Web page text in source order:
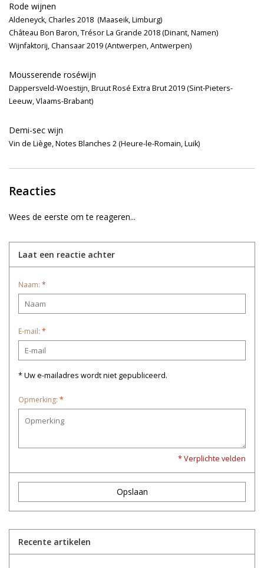
Rode wijnen
Aldeneyck, Charles 2018 (Maaseik, Limburg)
Château Bon Baron, Trésor La Grande 2018 (Dinant, Namen)
Wijnfaktorij, Chansaar 2019 (Antwerpen, Antwerpen)
Mousserende roséwijn
Dappersveld-Woestijn, Bruut Rosé Extra Brut 2019 (Sint-Pieters-
Leeuw, Vlaams-Brabant)
Demi-sec wijn
Vin de Liège, Notes Blanches 2 (Heure-le-Romain, Luik)
Reacties
Wees de eerste om te reageren...
Laat een reactie achter
Naam: *
E-mail: *
* Uw e-mailadres wordt niet gepubliceerd.
Opmerking: *
* Verplichte velden
Opslaan
Recente artikelen